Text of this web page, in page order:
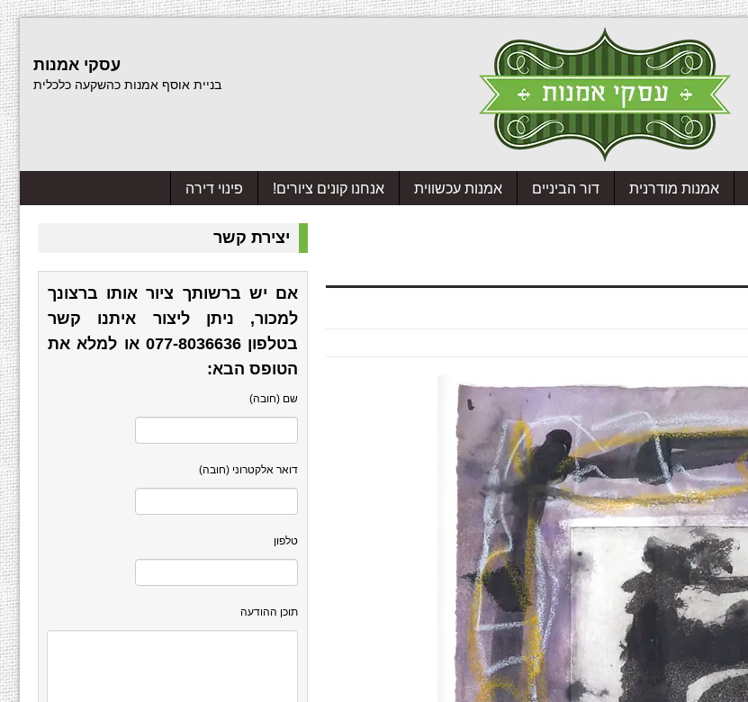
עסקי אמנות
בניית אוסף אמנות כהשקעה כלכלית
אמנות מודרנית דור הביניים אמנות עכשווית אנחנו קונים ציורים! פינוי דירה
יצירת קשר
אם יש ברשותך ציור אותו ברצונך
למכור, ניתן ליצור איתנו קשר
בטלפון077-8036636 או למלא את
הטופס הבא:
שם (חובה)
דואר אלקטרוני (חובה)
טלפון
תוכן ההודעה